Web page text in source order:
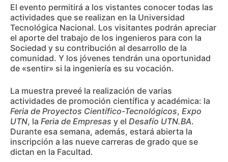
El evento permitirá a los vistantes conocer todas las
actividades que se realizan en la Universidad
Tecnológica Nacional. Los visitantes podrán apreciar
el aporte del trabajo de los ingenieros para con la
Sociedad y su contribución al desarrollo de la
comunidad. Y los jóvenes tendrán una oportunidad
de «sentir» si la ingeniería es su vocación.
La muestra preveé la realización de varias
actividades de promoción científica y académica: la
Feria de Proyectos Científico-Tecnológicos, Expo
UTN, la Feria de Empresas y el Desafío UTN.BA.
Durante esa semana, además, estará abierta la
inscripción a las nueve carreras de grado que se
dictan en la Facultad.